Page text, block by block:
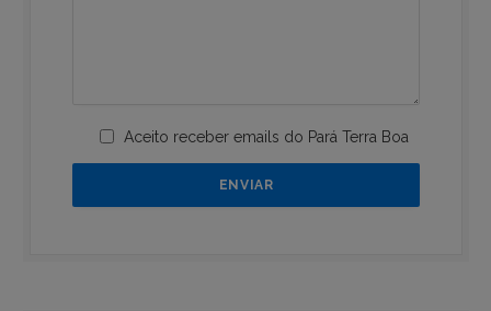
Aceito receber emails do Pará Terra Boa